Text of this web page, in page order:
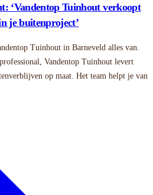
‘Vandentop Tuinhout verkoopt
je buitenproject’
Tuinhout in Barneveld alles van.
Vandentop Tuinhout levert
op maat. Het team helpt je van